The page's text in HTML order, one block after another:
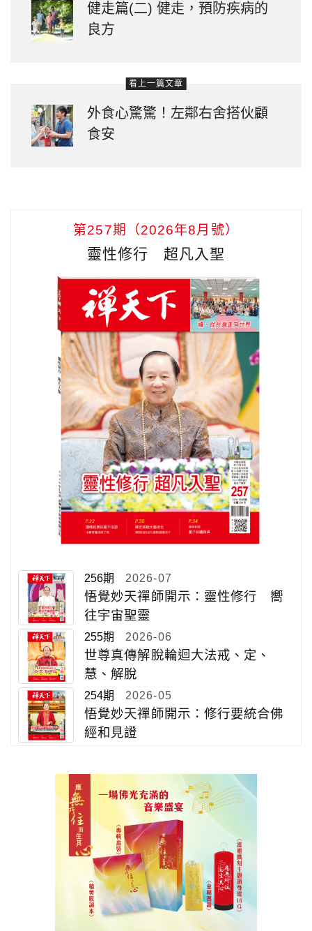
健走篇(二) 健走，預防疾病的
良方
看上一篇文章
外食心驚驚！左鄰右舍搭伙顧
食安
第257期（2026年8月號）
靈性修行 超凡入聖
256期 2026-07
悟覺妙天禪師開示：靈性修行 嚮
往宇宙聖靈
255期 2026-06
世尊真傳解脫輪迴大法戒、定、
慧、解脫
254期 2026-05
悟覺妙天禪師開示：修行要統合佛
經和見證